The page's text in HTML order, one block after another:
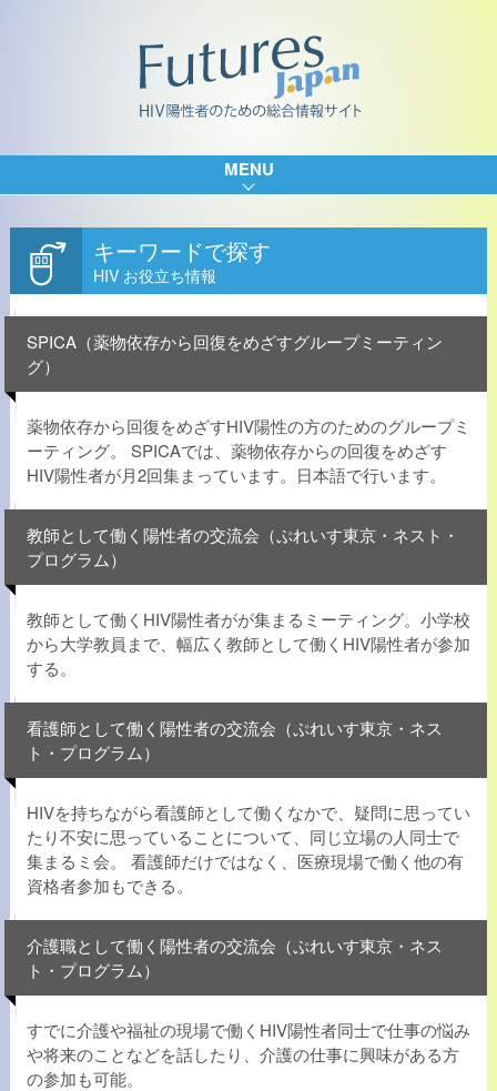
MENU
キーワードで探す
HIV お役立ち情報
SPICA（薬物依存から回復をめざすグループミーティン
グ）
薬物依存から回復をめざすHIV陽性の方のためのグループミ
ーティング。 SPICAでは、薬物依存からの回復をめざす
HIV陽性者が月2回集まっています。日本語で行います。
教師として働く陽性者の交流会（ぷれいす東京・ネスト・
プログラム）
教師として働くHIV陽性者がが集まるミーティング。小学校
から大学教員まで、幅広く教師として働くHIV陽性者が参加
する。
看護師として働く陽性者の交流会（ぷれいす東京・ネス
ト・プログラム）
HIVを持ちながら看護師として働くなかで、疑問に思ってい
たり不安に思っていることについて、同じ立場の人同士で
集まるミ会。 看護師だけではなく、医療現場で働く他の有
資格者参加もできる。
介護職として働く陽性者の交流会（ぷれいす東京・ネス
ト・プログラム）
すでに介護や福祉の現場で働くHIV陽性者同士で仕事の悩み
や将来のことなどを話したり、介護の仕事に興味がある方
の参加も可能。